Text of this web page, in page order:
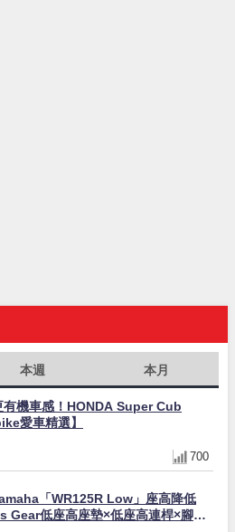
本週 本月
有機車感！HONDA Super Cub
愛車精選】
700
「WR125R Low」座高降低
Gear低座高座墊×低座高連桿×腳踏